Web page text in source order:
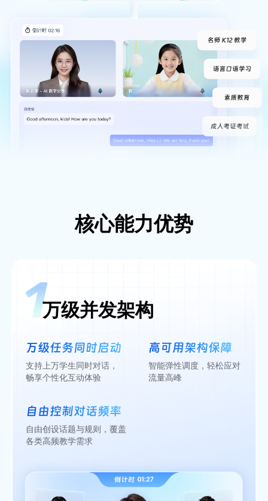
核心能力优势
万级并发架构
万级任务同时启动
支持上万学生同时对话，
畅享个性化互动体验
自由控制对话频率
自由创设话题与规则，覆盖
各类高频教学需求
高可用架构保障
智能弹性调度，轻松应对
流量高峰